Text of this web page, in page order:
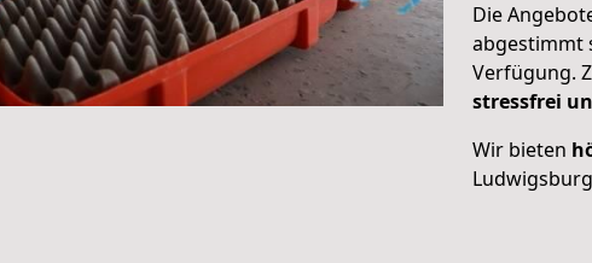
Die
abgestimmt
Verfügung.
stressfrei
Wir bieten